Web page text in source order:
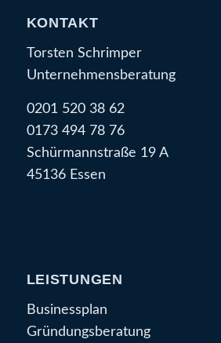
KONTAKT
Torsten Schrimper
Unternehmensberatung
0201 520 38 62
0173 494 78 76
Schürmannstraße 19 A
45136 Essen
LEISTUNGEN
Businessplan
Gründungsberatung